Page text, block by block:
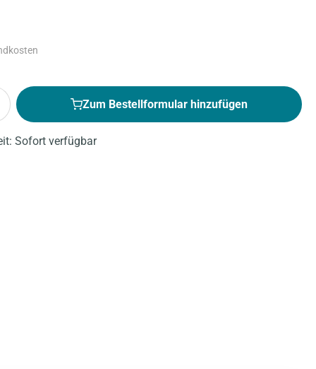
Zum Bestellformular hinzufügen
Sofort verfügbar